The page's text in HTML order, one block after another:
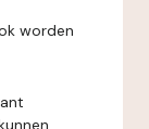
worden